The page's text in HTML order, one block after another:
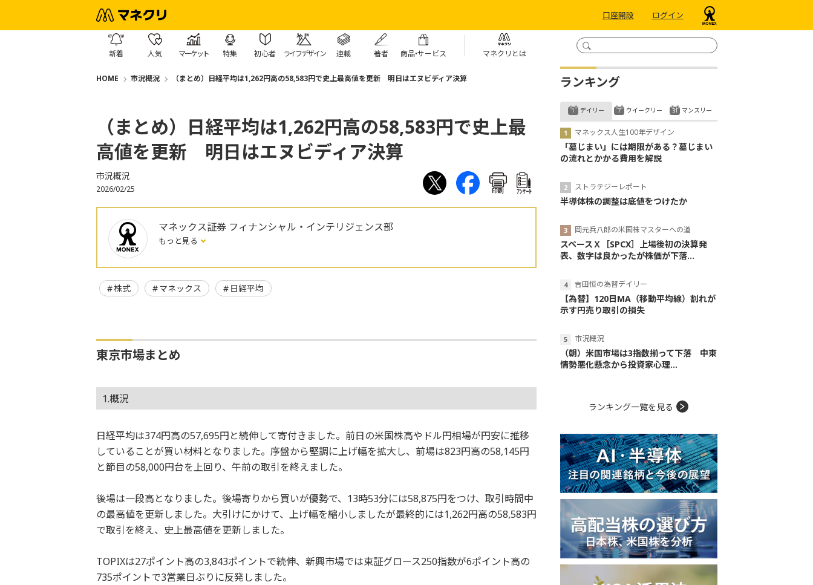
口座開設 ログイン
新着 人気 マーケット 特集 初心者 ライフデザイン 連載 著者 商品・サービス マネクリとは
HOME 市況概況 （まとめ）日経平均は1,262円高の58,583円で史上最高値を更新 明日はエヌビディア決算
（まとめ）日経平均は1,262円高の58,583円で史上最
高値を更新 明日はエヌビディア決算
市況概況
2026/02/25 印刷 ｱﾝｹｰﾄ
マネックス証券 フィナンシャル・インテリジェンス部
もっと見る
株式 マネックス 日経平均
東京市場まとめ
1.概況
日経平均は374円高の57,695円と続伸して寄付きました。前日の米国株高やドル円相場が円安に推移
していることが買い材料となりました。序盤から堅調に上げ幅を拡大し、前場は823円高の58,145円
と節目の58,000円台を上回り、午前の取引を終えました。
後場は一段高となりました。後場寄りから買いが優勢で、13時53分には58,875円をつけ、取引時間中
の最高値を更新しました。大引けにかけて、上げ幅を縮小しましたが最終的には1,262円高の58,583円
で取引を終え、史上最高値を更新しました。
TOPIXは27ポイント高の3,843ポイントで続伸、新興市場では東証グロース250指数が6ポイント高の
735ポイントで3営業日ぶりに反発しました。
ランキング
デイリー
マネックス人生100年デザイン
「墓じまい」には期限がある？墓じまい
の流れとかかる費用を解説
ストラテジーレポート
半導体株の調整は底値をつけたか
岡元兵八郎の米国株マスターへの道
スペースＸ［SPCX］上場後初の決算発
表、数字は良かったが株価が下落...
吉田恒の為替デイリー
【為替】120日MA（移動平均線）割れが
示す円売り取引の損失
市況概況
（朝）米国市場は3指数揃って下落 中東
情勢悪化懸念から投資家心理...
ウイークリー マンスリー
ランキング一覧を見る